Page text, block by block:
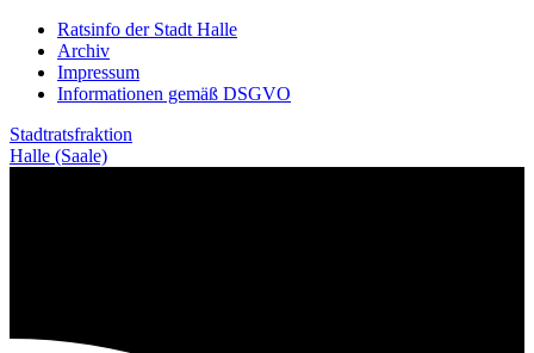
Weiter
zum
Inhalt
Ratsinfo der Stadt Halle
Archiv
Impressum
Informationen gemäß DSGVO
Stadtratsfraktion
Halle (Saale)